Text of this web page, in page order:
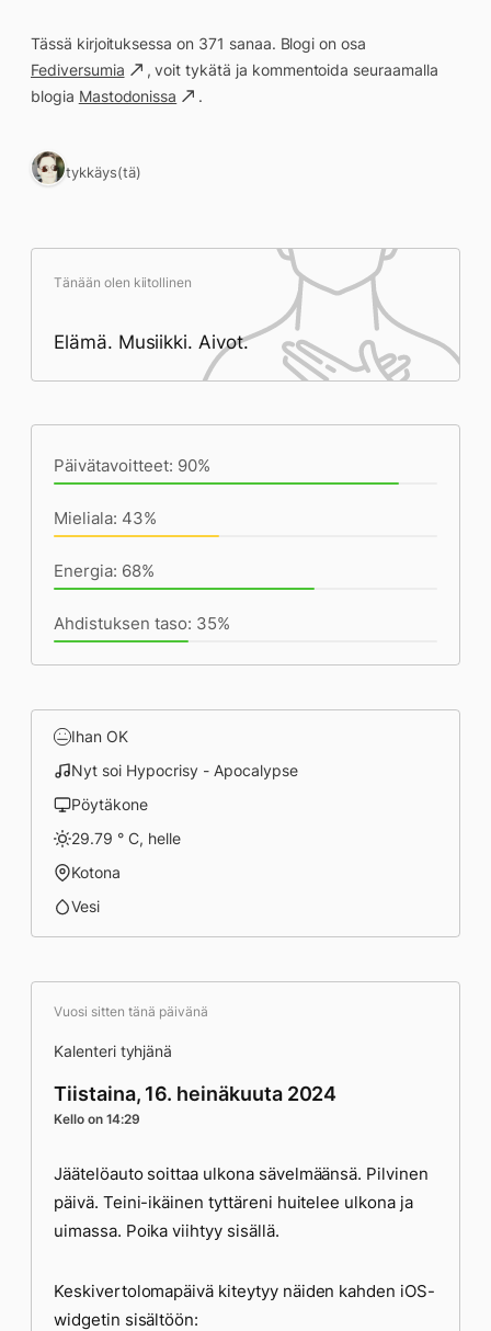
Tässä kirjoituksessa on 371 sanaa. Blogi on osa
Fediversumia
, voit tykätä ja kommentoida seuraamalla
blogia Mastodonissa .
1 tykkäys(tä)
Tänään olen kiitollinen
Elämä. Musiikki. Aivot.
Päivätavoitteet: 90%
Mieliala: 43%
Energia: 68%
Ahdistuksen taso: 35%
Ihan OK
Nyt soi Hypocrisy - Apocalypse
Pöytäkone
29.79 ° C, helle
Kotona
Vesi
Vuosi sitten tänä päivänä
Kalenteri tyhjänä
Tiistaina, 16. heinäkuuta 2024
Kello on 14:29
Jäätelöauto soittaa ulkona sävelmäänsä. Pilvinen
päivä. Teini-ikäinen tyttäreni huitelee ulkona ja
uimassa. Poika viihtyy sisällä.
Keskivertolomapäivä kiteytyy näiden kahden iOS-
widgetin sisältöön: